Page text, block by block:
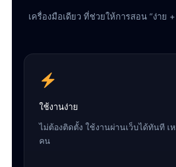
เครื่องมือเดียว ที่ช่วยให้การสอน “ง่าย
ใช้งานง่าย
ไม่ต้องติดตั้ง ใช้งานผ่านเว็บได้ทันที เ
คน